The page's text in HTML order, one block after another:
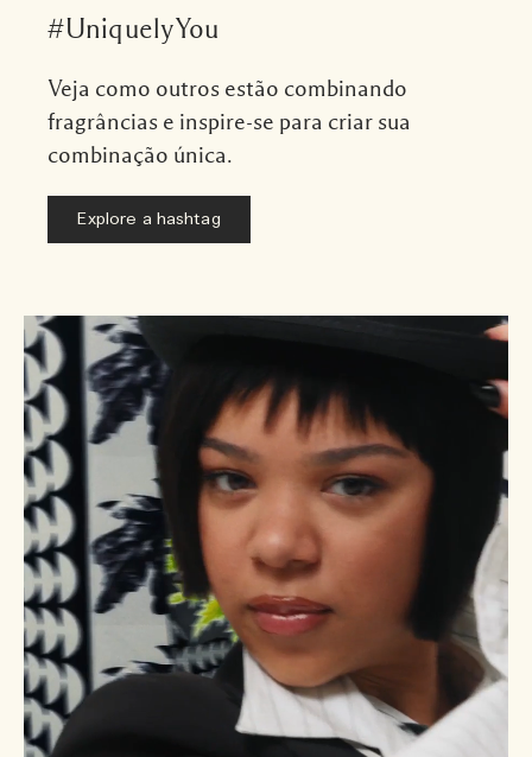
#UniquelyYou
Veja como outros estão combinando
fragrâncias e inspire-se para criar sua
combinação única.
Explore a hashtag